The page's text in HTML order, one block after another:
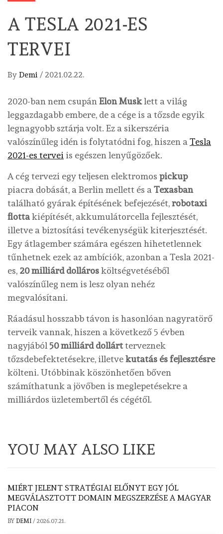
A TESLA 2021-ES
TERVEI
By Demi / 2021.02.22.
2020-ban nem csupán Elon Musklett a világ
leggazdagabb embere, de a cége is a tőzsde egyik
legnagyobb sztárja volt. Ez a sikerszéria
valószínűleg idén is folytatódni fog, hiszen a Tesla
2021-es tervei is egészen lenyűgözőek.
A cég tervezi egy teljesen elektromos pickup
piacra dobását, a Berlin mellett és a Texasban
található gyárak építésének befejezését,robotaxi
flottakiépítését, akkumulátorcella fejlesztését,
illetve a biztosítási tevékenységük kiterjesztését.
Egy átlagember számára egészen hihetetlennek
tűnhetnek ezek az ambíciók, azonban a Tesla 2021-
es, 20 milliárd dollárosköltségvetéséből
valószínűleg nem is lesz olyan nehéz
megvalósítani.
Ráadásul hosszabb távon is hasonlóan nagyratörő
terveik vannak, hiszen a következő 5 évben
nagyjából 50 milliárd dollártterveznek
tőzsdebefektetésekre, illetvekutatás és fejlesztésre
költeni. Utóbbinak köszönhetően bőven
számíthatunk a jövőben is meglepetésekre a
milliárdos üzletembertől és cégétől.
YOU MAY ALSO LIKE
MIÉRT JELENT STRATÉGIAI ELŐNYT EGY JÓL
MEGVÁLASZTOTT DOMAIN MEGSZERZÉSE A MAGYAR
PIACON
BY DEMI / 2026.07.21.